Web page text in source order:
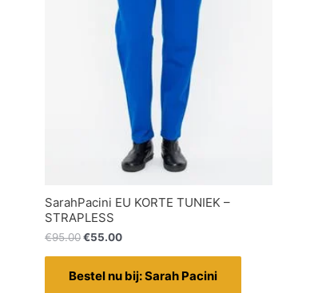
SarahPacini EU KORTE TUNIEK –
STRAPLESS
€95.00€55.00
Bestel nu bij: Sarah Pacini